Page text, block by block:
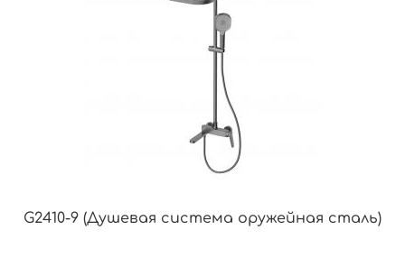
G2410-9 (Душевая система оружейная сталь)